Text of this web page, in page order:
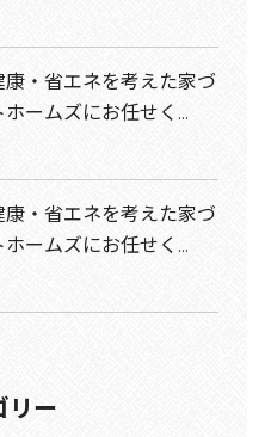
康・省エネを考えた家づ
ームズにお任せく...
康・省エネを考えた家づ
ームズにお任せく...
リー